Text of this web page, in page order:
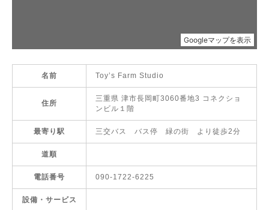
名前 Toy’s Farm Studio
住所
三重県 津市長岡町3060番地3 コネクショ
ンビル１階
最寄り駅 三交バス バス停 緑の街 より徒歩2分
道順
電話番号 090-1722-6225
設備・サービス